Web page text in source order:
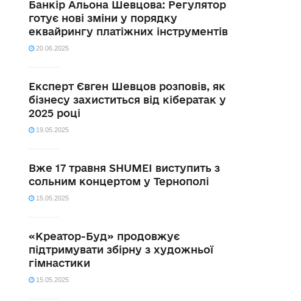
Банкір Альона Шевцова: Регулятор
готує нові зміни у порядку
еквайрингу платіжних інструментів
20.06.2025
Експерт Євген Шевцов розповів, як
бізнесу захиститься від кібератак у
2025 році
19.05.2025
Вже 17 травня SHUMEI виступить з
сольним концертом у Тернополі
15.05.2025
«Креатор-Буд» продовжує
підтримувати збірну з художньої
гімнастики
15.05.2025